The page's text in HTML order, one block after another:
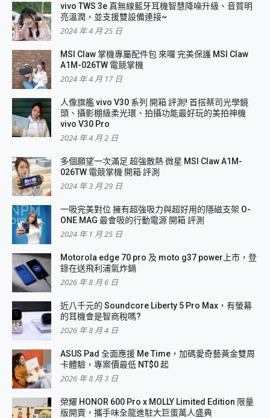
vivo TWS 3e 真無線藍牙耳機智慧降噪升級、音質明
亮溫潤，並支援雙設備連接~
2024 年 4 月 25 日
MSI Claw 掌機專屬配件包 來囉 完美保護 MSI Claw
A1M-026TW 電競掌機
2024 年 4 月 17 日
人像旗艦 vivo V30 系列 開箱 評測! 首搭蔡司光學鏡
頭、攝影棚級柔光環、拍攝功能最好玩的美拍神機
vivo V30 Pro
2024 年 4 月 2 日
多個願望一次滿足 超強散熱 微星 MSI Claw A1M-
026TW 電競掌機 開箱 評測
2024 年 3 月 29 日
一吸完美對位 擁有超強吸力與超好用的隱磁支架 O-
ONE MAG 最會吸的行動電源 開箱 評測
2024 年 1 月 25 日
Motorola edge 70 pro 及 moto g37 power上市，登
錄在送飛利浦氣炸鍋
2026 年 8 月 6 日
近八千元的 Soundcore Liberty 5 Pro Max，有螢幕
的耳機會是智商稅嗎?
2026 年 8 月 4 日
ASUS Pad 全面應援 Me Time，加碼愛奇藝黃金雙周
卡體驗，專案價最低 NT$0 起
2026 年 8 月 3 日
榮耀 HONOR 600 Pro x MOLLY Limited Edition 限量
版開賣，攜手味全龍進駐大巨蛋萬人盛典